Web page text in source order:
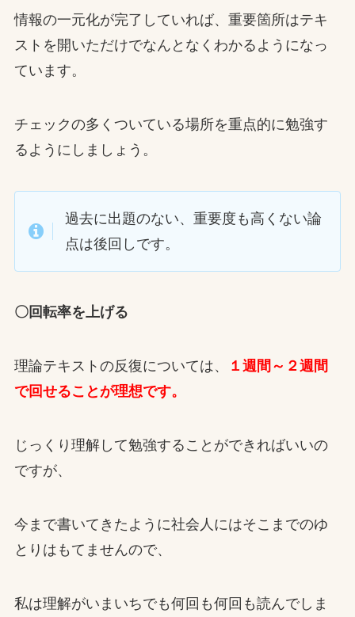
情報の一元化が完了していれば、重要箇所はテキ
ストを開いただけでなんとなくわかるようになっ
ています。
チェックの多くついている場所を重点的に勉強す
るようにしましょう。
過去に出題のない、重要度も高くない論
点は後回しです。
〇回転率を上げる
理論テキストの反復については、
１週間～２週間
で回せることが理想です。
じっくり理解して勉強することができればいいの
ですが、
今まで書いてきたように社会人にはそこまでのゆ
とりはもてませんので、
私は理解がいまいちでも何回も何回も読んでしま